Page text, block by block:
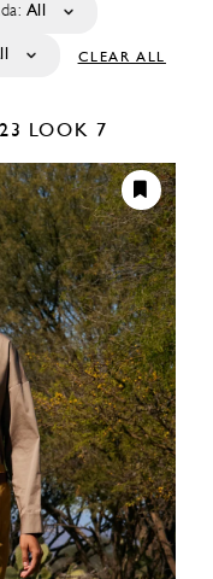
All
CLEAR ALL
LOOK 7